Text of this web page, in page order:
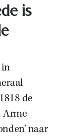
Zoek
is
de
Arme
naar